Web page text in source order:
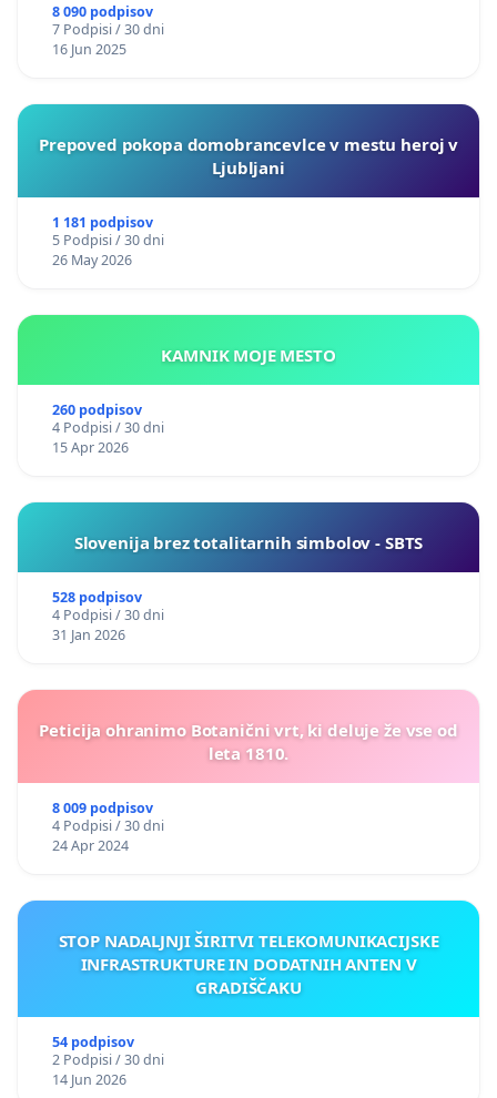
8 090 podpisov
7 Podpisi / 30 dni
16 Jun 2025
Prepoved pokopa domobrancevlce v mestu heroj v
Ljubljani
1 181 podpisov
5 Podpisi / 30 dni
26 May 2026
KAMNIK MOJE MESTO
260 podpisov
4 Podpisi / 30 dni
15 Apr 2026
Slovenija brez totalitarnih simbolov - SBTS
528 podpisov
4 Podpisi / 30 dni
31 Jan 2026
Peticija ohranimo Botanični vrt, ki deluje že vse od
leta 1810.
8 009 podpisov
4 Podpisi / 30 dni
24 Apr 2024
STOP NADALJNJI ŠIRITVI TELEKOMUNIKACIJSKE
INFRASTRUKTURE IN DODATNIH ANTEN V
GRADIŠČAKU
54 podpisov
2 Podpisi / 30 dni
14 Jun 2026